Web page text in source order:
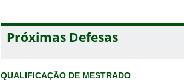
Próximas Defesas
QUALIFICAÇÃO DE MESTRADO